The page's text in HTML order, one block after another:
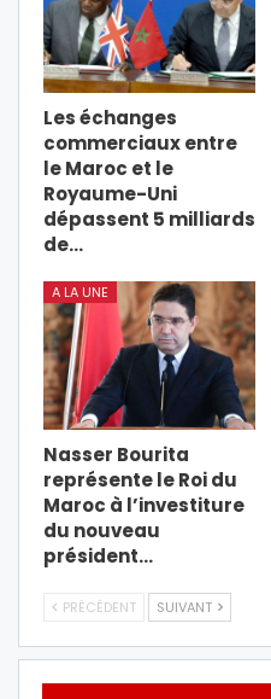
Les échanges
commerciaux entre
le Maroc et le
Royaume-Uni
dépassent 5 milliards
de…
A LA UNE
Nasser Bourita
représente le Roi du
Maroc à l’investiture
du nouveau
président…
PRÉCÉDENT SUIVANT